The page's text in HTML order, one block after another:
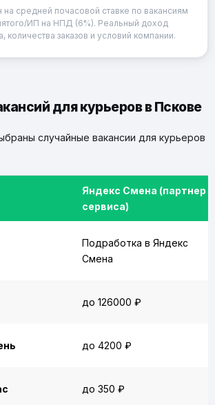
на средней почасовой ставке по вакансиям
ИП на НПД (6%). Реальный доход
количества заказов и условий компании.
для курьеров в Пскове
случайные вакансии для курьеров
Яндекс Смена (партнер
сервиса)
Подработка в Яндекс
Смена
до 126000 ₽
до 4200 ₽
до 350 ₽